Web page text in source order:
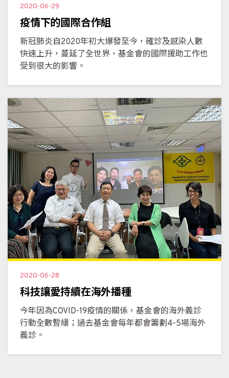
2020-06-29
疫情下的國際合作組
新冠肺炎自2020年初大爆發至今，確診及感染人數
快速上升，蔓延了全世界，基金會的國際援助工作也
受到很大的影響。
2020-06-28
科技讓愛持續在海外播種
今年因為COVID-19疫情的關係，基金會的海外義診
行動全數暫緩；過去基金會每年都會籌劃4-5場海外
義診。